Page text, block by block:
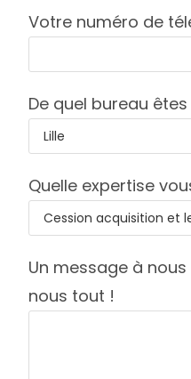
Votre numéro de
De quel bureau
Quelle expertise
Un message à
nous tout !